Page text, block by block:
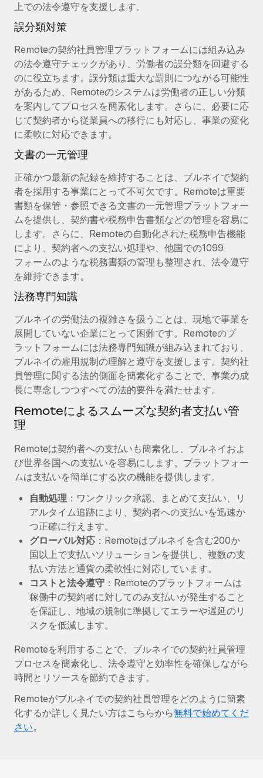
給与詐欺：種類、事例、ビジネスを守る方法
給与, 賃金は詐欺の特に魅力的な標的です。多額の資金がシステ
ム間で頻繁に移動しているためです。このため、自社のビジネス
を保護することは極めて重要です。...
詳細を見る
上での法令遵守を支援します。
誤分類対策
Remoteの契約社員管理プラットフォームには組み込み
の法令遵守チェックがあり、労働者の誤分類を回避する
のに役立ちます。誤分類は重大な罰則につながる可能性
があるため、Remoteのシステムは労働者の正しい分類
を案内してプロセスを簡素化します。さらに、必要に応
じて契約者から従業員への移行にも対応し、事業の変化
に柔軟に対応できます。
文書の一元管理
正確かつ最新の記録を維持することは、ブルネイで契約
者を採用する事業にとって不可欠です。Remoteは重要
書類を保管・参照できる文書の一元管理プラットフォー
ムを提供し、契約書や税務申告書類などの管理を容易に
します。さらに、Remoteの自動化された税務申告機能
により、契約者への支払い処理や、他国での1099
フォームのような税務書類の管理も整理され、法令遵守
を維持できます。
法務専門知識
ブルネイの労働法の複雑さを扱うことは、現地で事業を
展開していない企業にとって困難です。Remoteのプ
ラットフォームには法務専門知識が組み込まれており、
ブルネイの雇用規制の理解と遵守を支援します。契約社
員管理に関する法的側面を簡素化することで、事業の成
長に専念しつつすべての法的要件を満たせます。
Remoteによるスムーズな契約者支払い管
理
Remoteは契約者への支払いも簡素化し、ブルネイおよ
び世界各国への支払いを容易にします。プラットフォー
ムは支払いを簡単にする次の機能を提供します。
自動処理 ：ワンクリック承認、まとめて支払い、リ
アルタイム追跡により、契約者への支払いを迅速か
つ正確に行えます。
グローバル対応 ：Remoteはブルネイを含む200か
国以上で支払いソリューションを提供し、複数の支
払い方法と通貨の柔軟性に対応しています。
コストと法令遵守 ：Remoteのプラットフォームは
稼働中の契約者に対してのみ支払いが発生すること
を保証し、地域の規制に準拠してエラーや遅延のリ
スクを低減します。
Remoteを利用することで、ブルネイでの契約社員管理
プロセスを簡素化し、法令遵守と効率性を確保しながら
時間とリソースを節約できます。
Remoteがブルネイでの契約社員管理をどのように簡素
化するか詳しく見たい方はこちらから無料で始めてくだ
さい。